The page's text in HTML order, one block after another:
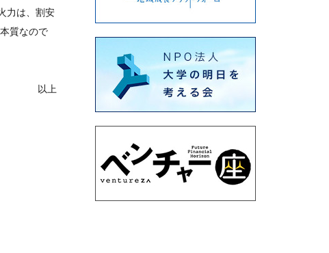
力は、割安
質なので
以上